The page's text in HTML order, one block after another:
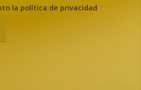
la política de privacidad